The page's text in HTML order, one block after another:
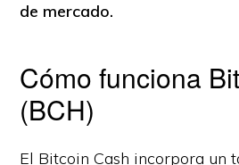
de mercado.
Cómo funciona
(BCH)
El Bitcoin Cash incorpora un